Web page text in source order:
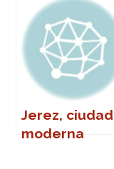
Jerez, ciudad
moderna